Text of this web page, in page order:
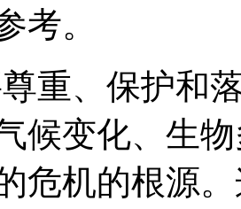
考。
重、保护和
候变化、生
危机的根源